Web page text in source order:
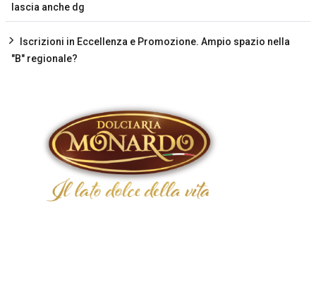
lascia anche dg
Iscrizioni in Eccellenza e Promozione. Ampio spazio nella
"B" regionale?